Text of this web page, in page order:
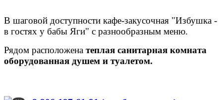
В шаговой доступности кафе-закусочная "Избушка -
в гостях у бабы Яги" с разнообразным меню.
Рядом расположена теплая санитарная комната
оборудованная душем и туалетом.